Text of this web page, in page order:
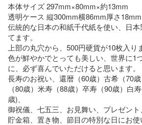
本体サイズ 297mm×80mm×約13mm
透明ケース 縦300mm横86mm厚さ18mm
伝統的な日本の和紙千代紙を使い、日
てます。
上部の丸穴から、500円硬貨が10枚入り
色が鮮やかでとっても美しい、世界に1
に、必ず喜んでいただけると思います。
長寿のお祝い、還暦（60歳）古希（70
（80歳）米寿（88歳）卒寿（90歳）白
歳)、
御祝儀、七五三、お見舞い、プレゼント、
貯金箱、置き物、節目の特別な日にお使